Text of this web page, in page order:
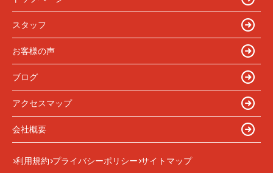
スタッフ
お客様の声
ブログ
アクセスマップ
会社概要
利用規約 プライバシーポリシー サイトマップ